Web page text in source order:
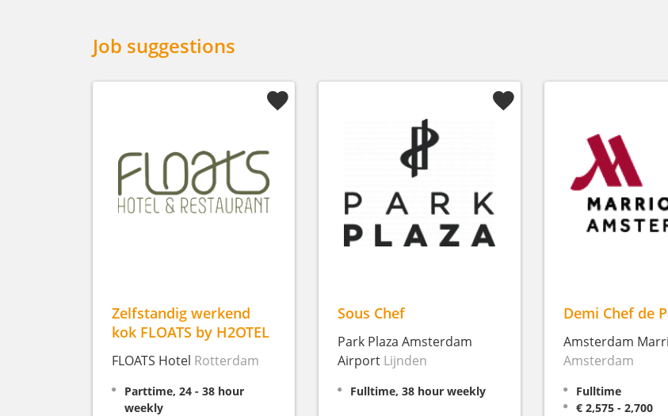
Job suggestions
Zelfstandig werkend
kok FLOATS by H2OTEL
FLOATS Hotel Rotterdam
Parttime, 24 - 38 hour
weekly
Sous Chef
Park Plaza Amsterdam
Airport Lijnden
Fulltime, 38 hour weekly
Demi Chef de
Amsterdam
Amsterdam
Fulltime
€ 2,575 - 2,700